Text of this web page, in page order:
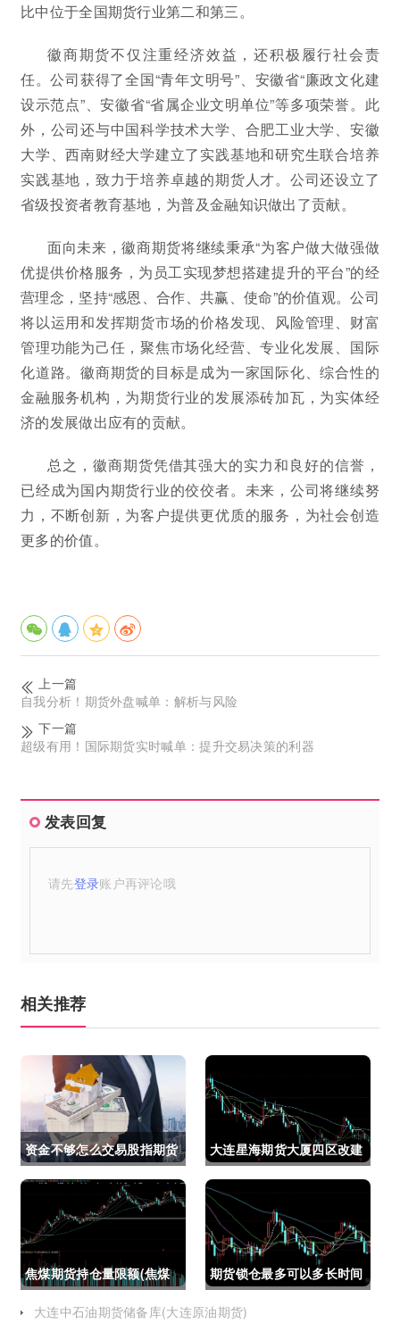
比中位于全国期货行业第二和第三。
徽商期货不仅注重经济效益，还积极履行社会责
任。公司获得了全国“青年文明号”、安徽省“廉政文化建
设示范点”、安徽省“省属企业文明单位”等多项荣誉。此
外，公司还与中国科学技术大学、合肥工业大学、安徽
大学、西南财经大学建立了实践基地和研究生联合培养
实践基地，致力于培养卓越的期货人才。公司还设立了
省级投资者教育基地，为普及金融知识做出了贡献。
面向未来，徽商期货将继续秉承“为客户做大做强做
优提供价格服务，为员工实现梦想搭建提升的平台”的经
营理念，坚持“感恩、合作、共赢、使命”的价值观。公司
将以运用和发挥期货市场的价格发现、风险管理、财富
管理功能为己任，聚焦市场化经营、专业化发展、国际
化道路。徽商期货的目标是成为一家国际化、综合性的
金融服务机构，为期货行业的发展添砖加瓦，为实体经
济的发展做出应有的贡献。
总之，徽商期货凭借其强大的实力和良好的信誉，
已经成为国内期货行业的佼佼者。未来，公司将继续努
力，不断创新，为客户提供更优质的服务，为社会创造
更多的价值。
上一篇
自我分析！期货外盘喊单：解析与风险
下一篇
超级有用！国际期货实时喊单：提升交易决策的利器
发表回复
请先登录账户再评论哦
相关推荐
资金不够怎么交易股指期货
(资金不够怎么交易股指期
货呢)
大连星海期货大厦四区改建
(大连星海广场期货大厦)
焦煤期货持仓量限额(焦煤
期货持仓量限额是多少)
期货锁仓最多可以多长时间
(期货锁仓最多可以多长时
大连中石油期货储备库(大连原油期货)